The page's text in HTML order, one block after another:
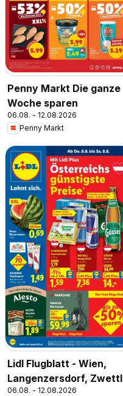
Penny Markt Die ganze
Woche sparen
06.08. - 12.08.2026
Penny Markt
Lidl Flugblatt - Wien,
Langenzersdorf, Zwettl
06.08. - 12.08.2026